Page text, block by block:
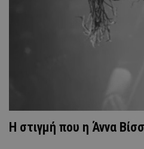
H στιγμή που η Άννα